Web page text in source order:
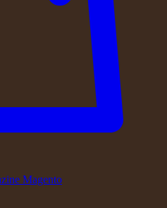
Magento